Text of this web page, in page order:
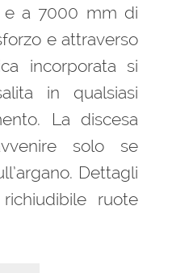
e a 7000 mm di
e attraverso
incorporata si
in qualsiasi
La discesa
solo se
Dettagli
ruote